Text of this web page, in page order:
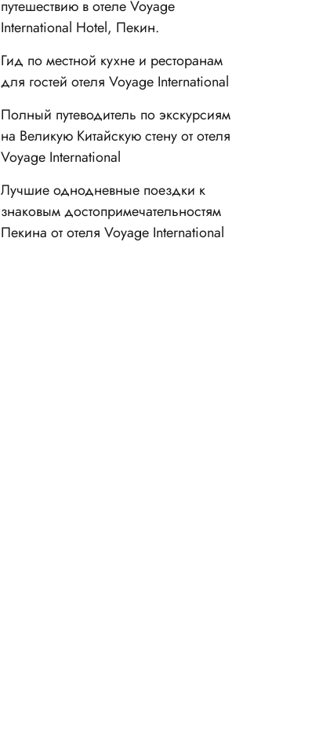
путешествию в отеле Voyage
International Hotel, Пекин.
Гид по местной кухне и ресторанам
для гостей отеля Voyage International
Полный путеводитель по экскурсиям
на Великую Китайскую стену от отеля
Voyage International
Лучшие однодневные поездки к
знаковым достопримечательностям
Пекина от отеля Voyage International